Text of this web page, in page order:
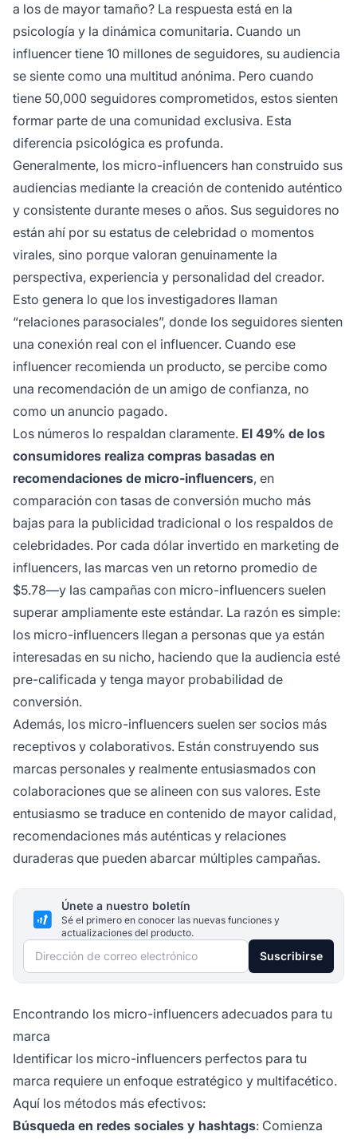
a los de mayor tamaño? La respuesta está en la
psicología y la dinámica comunitaria. Cuando un
influencer tiene 10 millones de seguidores, su audiencia
se siente como una multitud anónima. Pero cuando
tiene 50,000 seguidores comprometidos, estos sienten
formar parte de una comunidad exclusiva. Esta
diferencia psicológica es profunda.
Generalmente, los micro-influencers han construido sus
audiencias mediante la creación de contenido auténtico
y consistente durante meses o años. Sus seguidores no
están ahí por su estatus de celebridad o momentos
virales, sino porque valoran genuinamente la
perspectiva, experiencia y personalidad del creador.
Esto genera lo que los investigadores llaman
“relaciones parasociales”, donde los seguidores sienten
una conexión real con el influencer. Cuando ese
influencer recomienda un producto, se percibe como
una recomendación de un amigo de confianza, no
como un anuncio pagado.
Los números lo respaldan claramente. El 49% de los
consumidores realiza compras basadas en
recomendaciones de micro-influencers, en
comparación con tasas de conversión mucho más
bajas para la publicidad tradicional o los respaldos de
celebridades. Por cada dólar invertido en marketing de
influencers, las marcas ven un retorno promedio de
$5.78—y las campañas con micro-influencers suelen
superar ampliamente este estándar. La razón es simple:
los micro-influencers llegan a personas que ya están
interesadas en su nicho, haciendo que la audiencia esté
pre-calificada y tenga mayor probabilidad de
conversión.
Además, los micro-influencers suelen ser socios más
receptivos y colaborativos. Están construyendo sus
marcas personales y realmente entusiasmados con
colaboraciones que se alineen con sus valores. Este
entusiasmo se traduce en contenido de mayor calidad,
recomendaciones más auténticas y relaciones
duraderas que pueden abarcar múltiples campañas.
Únete a nuestro boletín
Sé el primero en conocer las nuevas funciones y
actualizaciones del producto.
Dirección de correo electrónico Suscribirse
Encontrando los micro-influencers adecuados para tu
marca
Identificar los micro-influencers perfectos para tu
marca requiere un enfoque estratégico y multifacético.
Aquí los métodos más efectivos:
Búsqueda en redes sociales y hashtags: Comienza